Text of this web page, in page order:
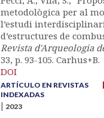
metodològica per al
l’estudi
d’estructures de
Revista d'Arqueologia
33, p. 93-105. Carhus+B.
DOI
ARTÍCULO EN REVISTAS
INDEXADAS
| 2023